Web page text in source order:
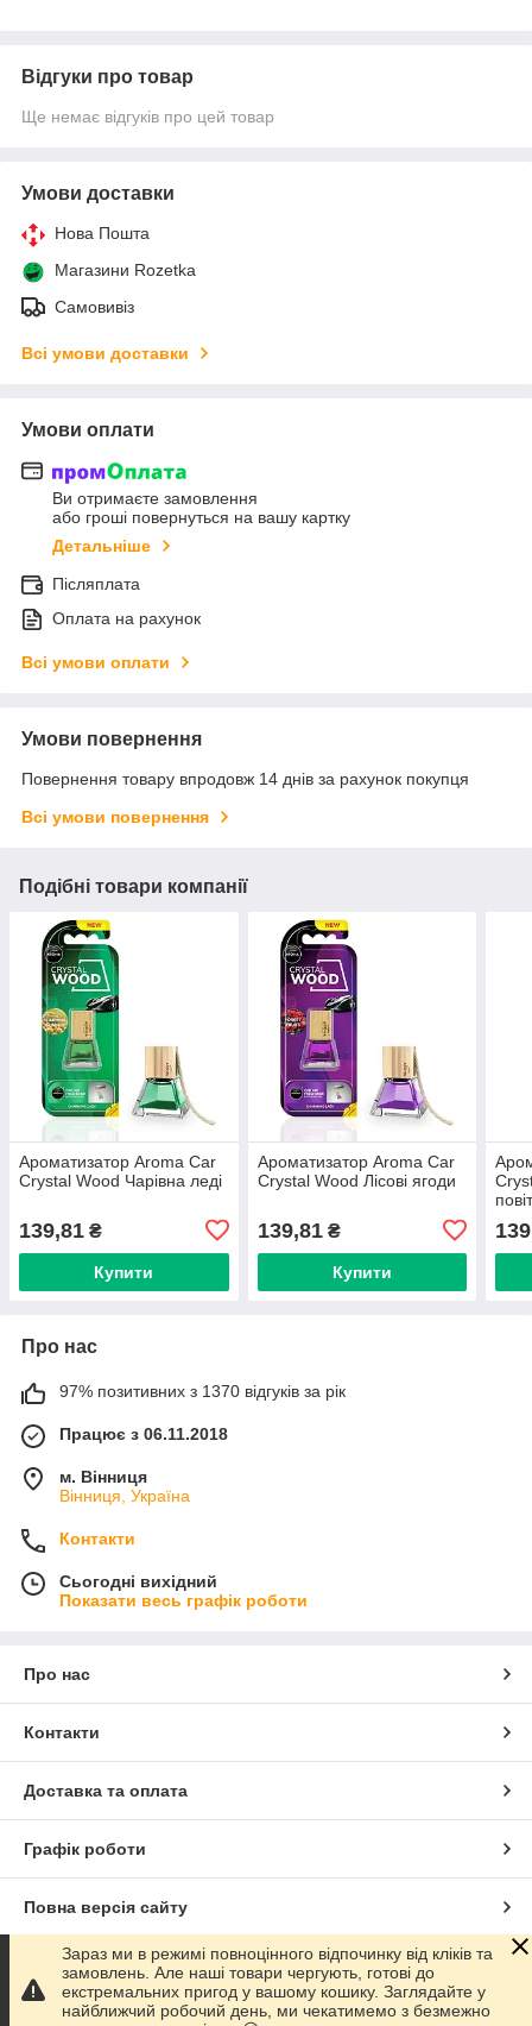
Відгуки про товар
Ще немає відгуків про цей товар
Умови доставки
Нова Пошта
Магазини Rozetka
Самовивіз
Всі умови доставки
Умови оплати
Ви отримаєте замовлення
або гроші повернуться на вашу картку
Детальніше
Післяплата
Оплата на рахунок
Всі умови оплати
Умови повернення
Повернення товару впродовж 14 днів за рахунок покупця
Всі умови повернення
Подібні товари компанії
Ароматизатор Aroma Car
Crystal Wood Чарівна леді
139,81 ₴
Купити
Ароматизатор Aroma Car
Crystal Wood Лісові ягоди
139,81₴
Купити
Про нас
97% позитивних з 1370 відгуків за рік
Працює з 06.11.2018
м. Вінниця
Вінниця, Україна
Контакти
Сьогодні вихідний
Показати весь графік роботи
Про нас
Контакти
Доставка та оплата
Графік роботи
Повна версія сайту
Сайт створено на маркетплейсіProm.ua
Зараз ми в режимі повноцінного відпочинку від кліків та
замовлень. Але наші товари чергують, готові до
екстремальних пригод у вашому кошику. Заглядайте у
найближчий робочий день, ми чекатимемо з безмежно